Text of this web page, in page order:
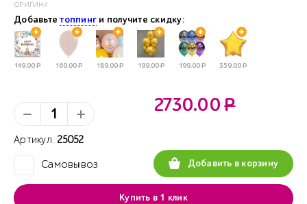
ОРИГИНАЛ
Добавьтетоппинг и получите скидку:
149.00Р 169.00Р 189.00Р 199.00Р 199.00Р 359.00Р
Артикул: 25052
Самовывоз
2730.00Р
Добавить в корзину
Купить в 1 клик